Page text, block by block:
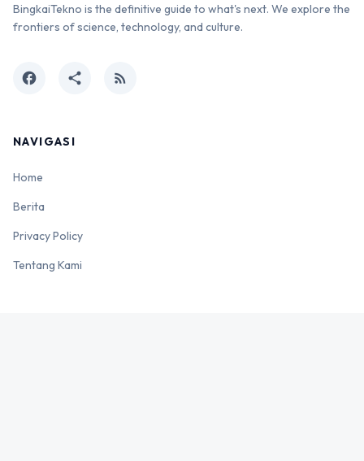
BingkaiTekno is the definitive guide to what's next. We explore the
frontiers of science, technology, and culture.
facebook share rss_feed
NAVIGASI
Home
Berita
Privacy Policy
Tentang Kami